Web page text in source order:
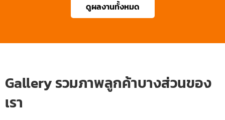
ดูผลงานทั้งหมด
Gallery รวมภาพลูกค้าบางส่วนของ
เรา